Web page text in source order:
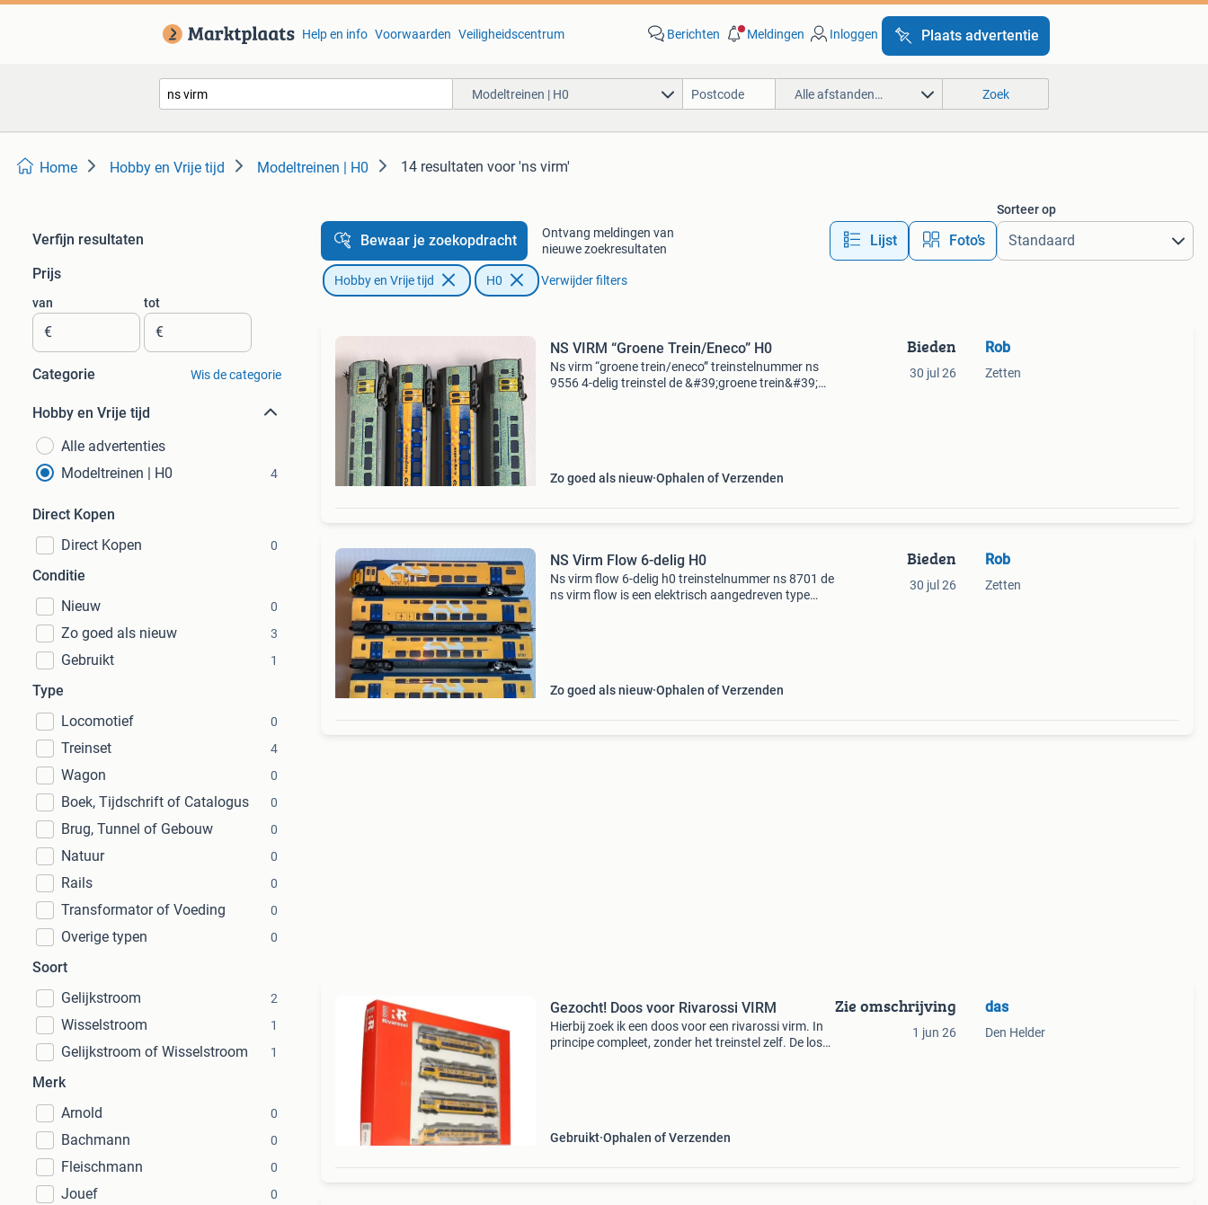
Help en info Voorwaarden Veiligheidscentrum Berichten Meldingen Inloggen Plaats advertentie
Modeltreinen | H0 Alle afstanden… Zoek
Home Hobby en Vrije tijd Modeltreinen | H0 14 resultaten voor 'ns virm'
Verfijn resultaten
Prijs
van
€
tot
€
Categorie Wis de categorie
Hobby en Vrije tijd
Alle advertenties
Modeltreinen | H0
4
Direct Kopen
Direct Kopen
0
Conditie
Nieuw
0
Zo goed als nieuw 3
Gebruikt 1
Type
Locomotief
0
Treinset 4
Wagon 0
Boek, Tijdschrift of Catalogus 0
Brug, Tunnel of Gebouw 0
Natuur 0
Rails 0
Transformator of Voeding 0
Overige typen 0
Soort
Gelijkstroom
2
Wisselstroom 1
Gelijkstroom of Wisselstroom 1
Merk
Arnold
0
Bachmann 0
Fleischmann 0
Jouef 0
Bewaar je zoekopdracht
Ontvang meldingen van
nieuwe zoekresultaten
Lijst Foto’s
Sorteer op
Hobby en Vrije tijd H0 Verwijder filters
NS VIRM “Groene Trein/Eneco” H0
Ns virm “groene trein/eneco” treinstelnummer ns
9556 4-delig treinstel de &#39;groene trein&#39;
Zo goed als nieuw Ophalen of Verzenden
Bieden
30 jul 26
Rob
Zetten
NS Virm Flow 6-delig H0
Ns virm flow 6-delig h0 treinstelnummer ns 8701 de
ns virm flow is een elektrisch aangedreven type
Zo goed als nieuw Ophalen of Verzenden
Bieden
30 jul 26
Rob
Zetten
Gezocht! Doos voor Rivarossi VIRM
Hierbij zoek ik een doos voor een rivarossi virm. In
principe compleet, zonder het treinstel zelf. De losse
Gebruikt Ophalen of Verzenden
Zie omschrijving
1 jun 26
das
Den Helder